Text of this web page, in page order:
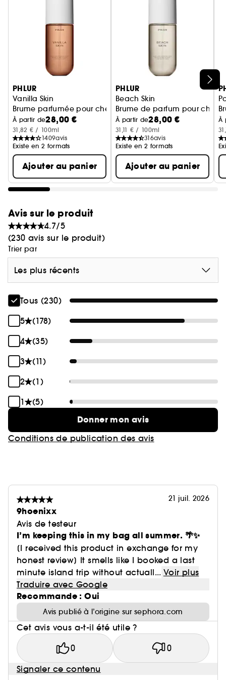
Notes de Fond : Bois de santal, ambre marin,
Ignorer le carrousel produits
PHLUR
Vanilla Skin
Brume parfumée pour cheveux et corps
À partir de28,00 €
31,82 € / 100ml
1409avis
Existe en 2 formats
Ajouter au panier
PHLUR
Beach Skin
Brume de parfum pour
À partir de28,00 €
31,11 € / 100ml
316avis
Existe en 2 formats
Ajouter au panier
À
Avis sur le produit
4.7/5
(230 avis sur le produit)
Trier par
Les plus récents
Tous (230)
5
(178)
4
(35)
3
(11)
2
(1)
1
(5)
Donner mon avis
Conditions de publication des avis
21 juil. 2026
9hoenixx
Avis de testeur
I’m keeping this in my bag all summer. 🌴✨
[I received this product in exchange for my
honest review] It smells like I booked a last
minute island trip without actuall... Voir plus
Traduire avec Google
Recommande : Oui
Avis publié à l’origine sur sephora.com
Cet avis vous a-t-il été utile ?
0 0
Signaler ce contenu